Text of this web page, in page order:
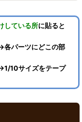
している所に貼ると
各パーツにどこの部
10サイズをテープ